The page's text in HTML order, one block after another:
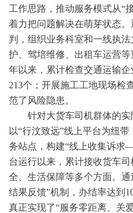
工作思路，推动服务模式从“
着力把问题解决在萌芽状态
判，组织业务科室和一线执
护、驾培维修、出租车运营
年以来，累计检查交通运输
213个；开展施工工地现场检
范了风险隐患。
针对大货车司机群体的
以“行汶致远”线上平台为纽
务站点，构建“线上收集诉求
台运行以来，累计接收货车
全、生活保障等多个方面。
结果反馈”机制，办结率达到
真正实现了“服务零距离、关爱